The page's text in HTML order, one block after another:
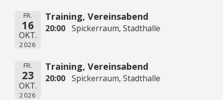
FR.
16
OKT.
2026
Training, Vereinsabend
20:00 Spickerraum, Stadthalle
FR.
23
OKT.
2026
Training, Vereinsabend
20:00 Spickerraum, Stadthalle